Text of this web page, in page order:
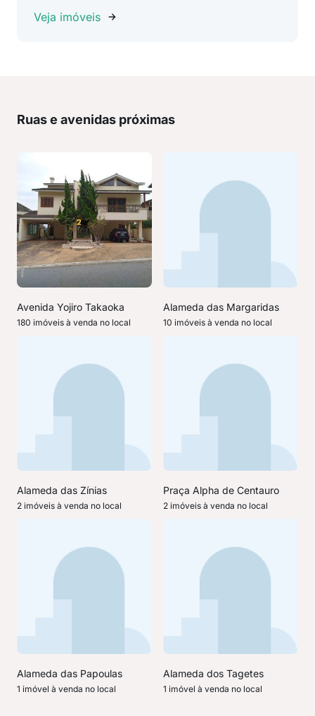
Veja imóveis
Ruas e avenidas próximas
Avenida Yojiro Takaoka
180 imóveis à venda no local
Alameda das Margaridas
10 imóveis à venda no local
Alameda das Zínias
2 imóveis à venda no local
Praça Alpha de Centauro
2 imóveis à venda no local
Alameda das Papoulas
1 imóvel à venda no local
Alameda dos Tagetes
1 imóvel à venda no local